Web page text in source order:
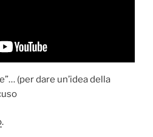
(per dare un’idea della
.